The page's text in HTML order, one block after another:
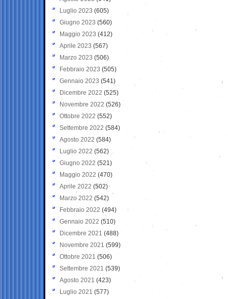
Luglio 2023 (605)
Giugno 2023 (560)
Maggio 2023 (412)
Aprile 2023 (567)
Marzo 2023 (506)
Febbraio 2023 (505)
Gennaio 2023 (541)
Dicembre 2022 (525)
Novembre 2022 (526)
Ottobre 2022 (552)
Settembre 2022 (584)
Agosto 2022 (584)
Luglio 2022 (562)
Giugno 2022 (521)
Maggio 2022 (470)
Aprile 2022 (502)
Marzo 2022 (542)
Febbraio 2022 (494)
Gennaio 2022 (510)
Dicembre 2021 (488)
Novembre 2021 (599)
Ottobre 2021 (506)
Settembre 2021 (539)
Agosto 2021 (423)
Luglio 2021 (577)